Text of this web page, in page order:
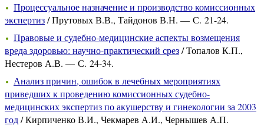
Процессуальное назначение и производство комиссионных
экспертиз/ Прутовых В.В., Тайдонов В.Н. — С. 21-24.
Правовые и судебно-медицинские аспекты возмещения
вреда здоровью: научно-практический срез/ Топалов К.П.,
Нестеров А.В. — С. 24-34.
Анализ причин, ошибок в лечебных мероприятиях
приведших к проведению комиссионных судебно-
медицинских экспертиз по акушерству и гинекологии за 2003
год/ Кирпиченко В.И., Чекмарев А.И., Чернышев А.П.